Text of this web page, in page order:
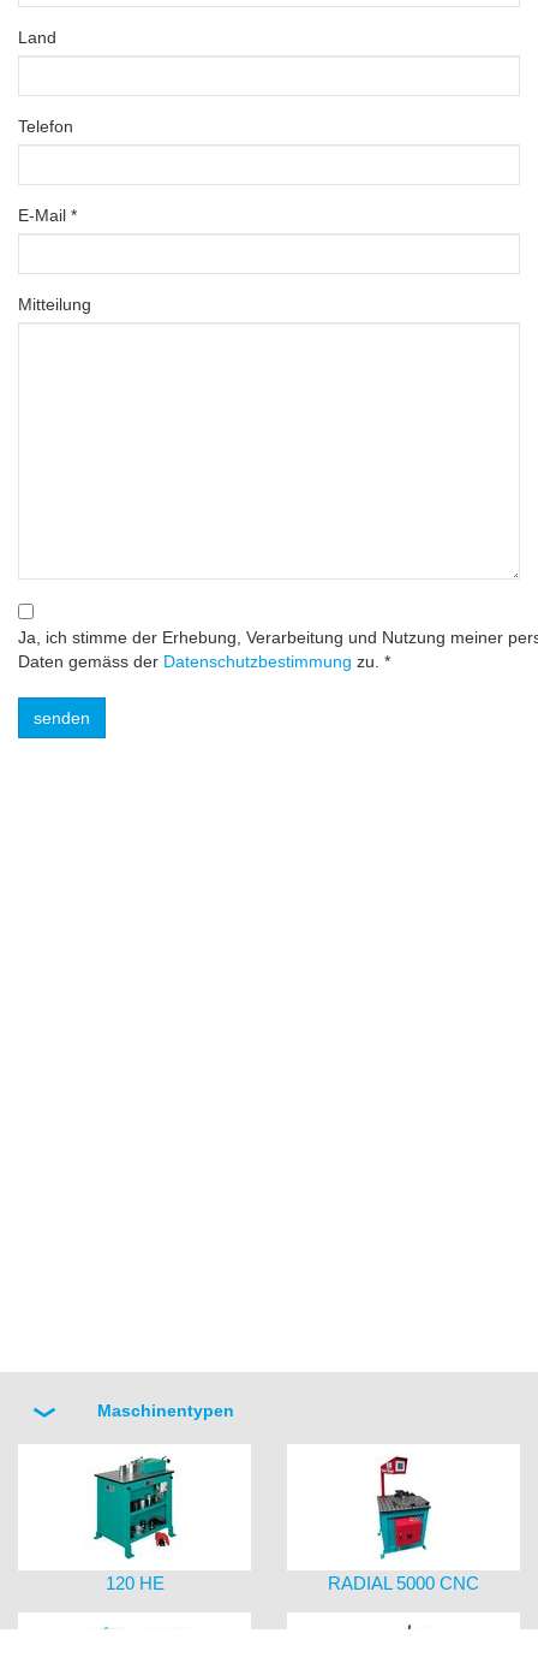
Land
Telefon
E-Mail *
Mitteilung
Ja, ich stimme der Erhebung, Verarbeitung und Nutzung meiner
Daten gemäss der Datenschutzbestimmung zu. *
Maschinentypen
120 HE RADIAL 5000 CNC